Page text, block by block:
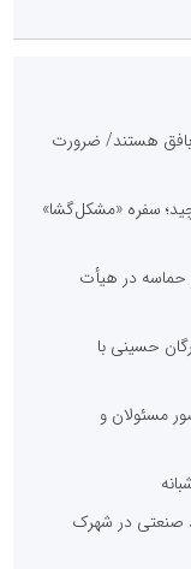
بافق هستند/ ضرورت
سفره «مشکل‌گشا»
در هیأت
حسینی با
مسئولان و
صنعتی در شهرک